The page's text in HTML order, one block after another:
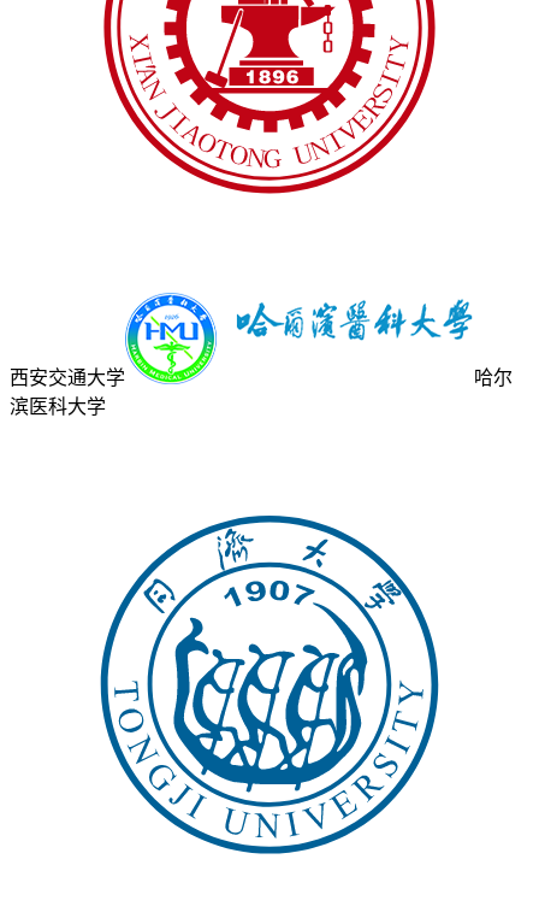
西安交通大学
哈尔
滨医科大学